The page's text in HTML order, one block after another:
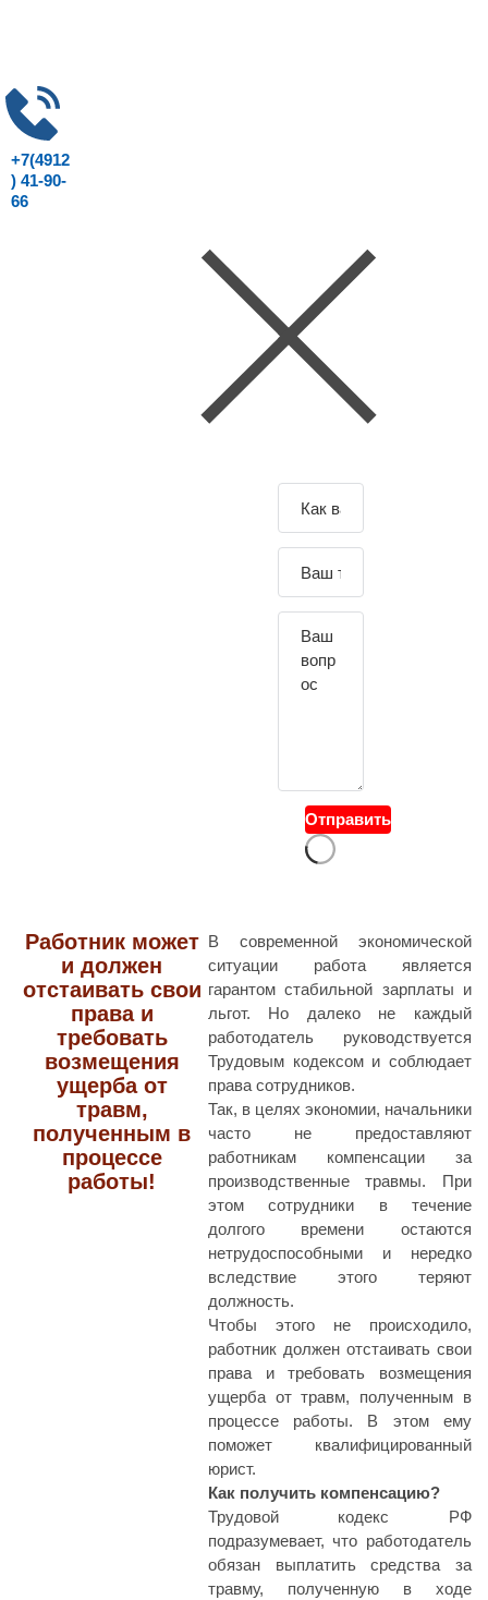
+7(4912
) 41-90-
66
Отправить
Работник может
и должен
отстаивать свои
права и
требовать
возмещения
ущерба от
травм,
полученным в
процессе
работы!
В современной экономической
ситуации работа является
гарантом стабильной зарплаты и
льгот. Но далеко не каждый
работодатель руководствуется
Трудовым кодексом и соблюдает
права сотрудников.
Так, в целях экономии, начальники
часто не предоставляют
работникам компенсации за
производственные травмы. При
этом сотрудники в течение
долгого времени остаются
нетрудоспособными и нередко
вследствие этого теряют
должность.
Чтобы этого не происходило,
работник должен отстаивать свои
права и требовать возмещения
ущерба от травм, полученным в
процессе работы. В этом ему
поможет квалифицированный
юрист.
Как получить компенсацию?
Трудовой кодекс РФ
подразумевает, что работодатель
обязан выплатить средства за
травму, полученную в ходе